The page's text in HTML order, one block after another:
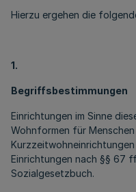
Hierzu ergehen die
1.
Begriffsbestimmungen
Einrichtungen im Sinne
Wohnformen für
Einrichtungen nach §§ 67
Sozialgesetzbuch.